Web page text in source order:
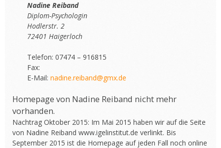
Nadine Reiband
Diplom-Psychologin
Hodlerstr. 2
72401 Haigerloch
Telefon: 07474 – 916815
Fax:
E-Mail: nadine.reiband@gmx.de
Homepage von Nadine Reiband nicht mehr
vorhanden.
Nachtrag Oktober 2015: Im Mai 2015 haben wir auf die Seite
von Nadine Reiband www.igelinstitut.de verlinkt. Bis
September 2015 ist die Homepage auf jeden Fall noch online